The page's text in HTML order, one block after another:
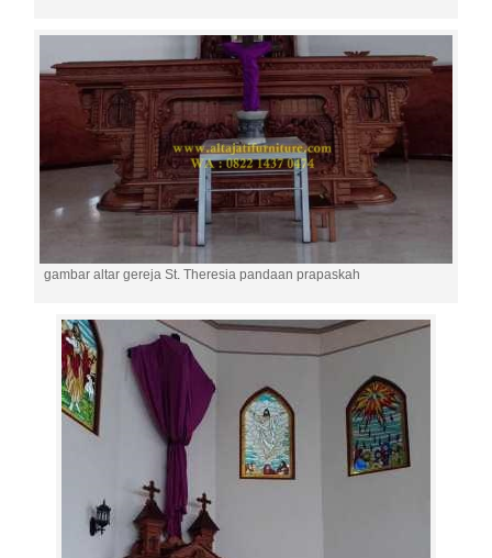
gambar altar gereja St. Theresia pandaan prapaskah